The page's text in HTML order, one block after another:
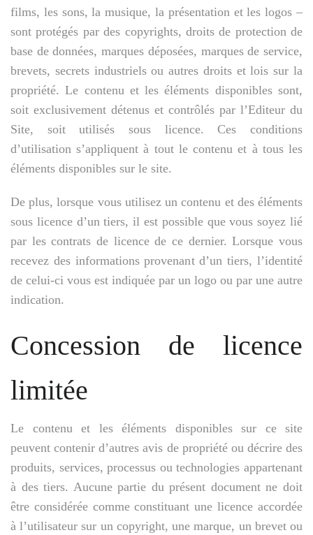
films, les sons, la musique, la présentation et les logos –
sont protégés par des copyrights, droits de protection de
base de données, marques déposées, marques de service,
brevets, secrets industriels ou autres droits et lois sur la
propriété. Le contenu et les éléments disponibles sont,
soit exclusivement détenus et contrôlés par l’Editeur du
Site, soit utilisés sous licence. Ces conditions
d’utilisation s’appliquent à tout le contenu et à tous les
éléments disponibles sur le site.
De plus, lorsque vous utilisez un contenu et des éléments
sous licence d’un tiers, il est possible que vous soyez lié
par les contrats de licence de ce dernier. Lorsque vous
recevez des informations provenant d’un tiers, l’identité
de celui-ci vous est indiquée par un logo ou par une autre
indication.
Concession de licence
limitée
Le contenu et les éléments disponibles sur ce site
peuvent contenir d’autres avis de propriété ou décrire des
produits, services, processus ou technologies appartenant
à des tiers. Aucune partie du présent document ne doit
être considérée comme constituant une licence accordée
à l’utilisateur sur un copyright, une marque, un brevet ou